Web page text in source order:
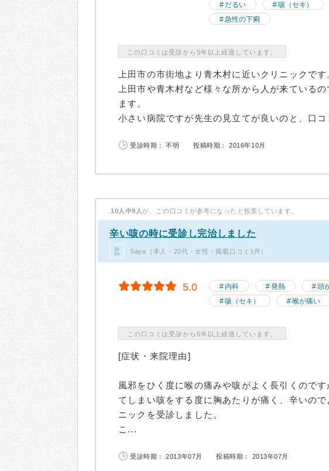
だるい
咳（セキ）
急性の下痢
この口コミは受診から5年以上経過しています。
上田市の市街地より青木村に近いクリニックです
上田市や青木村など様々な所から人が来ている
ます。
小さい病院ですが先生の見立てが良いのと、口
受診時期： 不明 投稿時期： 2016年10月
10人中9人 が、この口コミが参考になったと投票しています。
辛い咳の時に受診し完治しました
Saya（本人・20代・女性・掲載口コミ1件）
5.0 内科 発熱 頭
咳（セキ）
喉が痛い
この口コミは受診から5年以上経過しています。
[症状・来院理由]
風邪をひく度に喉の痛みや咳がよく長引くので
てしまい咳をする度に胸あたりが痛く、辛いの
ニックを受診しました。
こ...
受診時期： 2013年07月 投稿時期： 2013年07月